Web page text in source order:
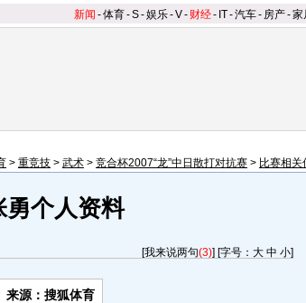
新闻 -体育-S-娱乐-V- 财经- IT-汽车- 房产-家
> 重竞技 > 武术 > 竞合杯2007“龙”中日散打对抗赛 > 比赛相关
勇个人资料
[我来说两句(3)] [字号： 大 中 小]
来源：搜狐体育